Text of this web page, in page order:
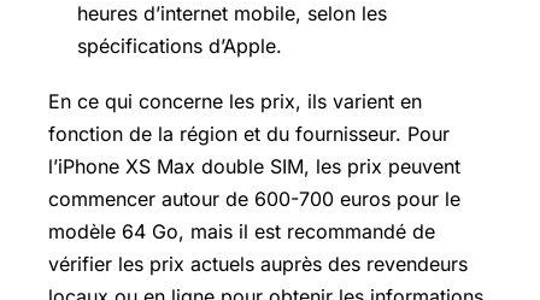
heures d’internet mobile, selon les
spécifications d’Apple.
En ce qui concerne les prix, ils varient en
fonction de la région et du fournisseur. Pour
l’iPhone XS Max double SIM, les prix peuvent
commencer autour de 600-700 euros pour le
modèle 64 Go, mais il est recommandé de
vérifier les prix actuels auprès des revendeurs